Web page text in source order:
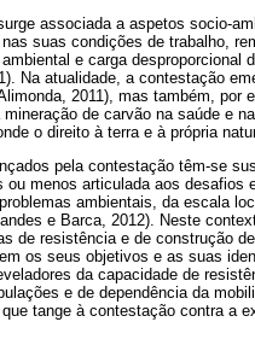
associada a aspetos socio-
suas condições de trabalho,
e carga desproporcional
Na atualidade, a contestação
2011), mas também,
de carvão na saúde e
o direito à terra e à própria
pela contestação têm-se
ou menos articulada aos
ambientais, da escala
e Barca, 2012). Neste
de resistência e de construção
os seus objetivos e as suas
da capacidade de
e de dependência da
tange à contestação contra a